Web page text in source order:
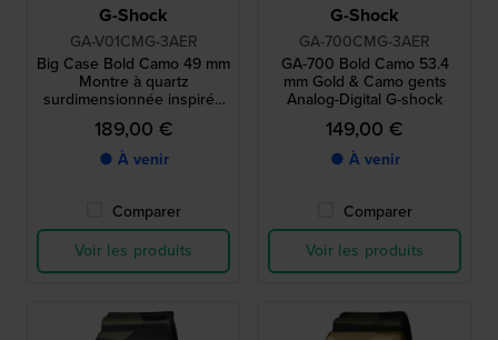
G-Shock
GA-V01CMG-3AER
Big Case Bold Camo 49 mm
Montre à quartz
surdimensionnée inspirée
des années 90, avec
aiguilles magnétiques à
déclenchement par choc.
189,00 €
● À venir
Comparer
Voir les produits
G-Shock
GA-700CMG-3AER
GA-700 Bold Camo 53.4
mm Gold & Camo gents
Analog-Digital G-shock
149,00 €
● À venir
Comparer
Voir les produits